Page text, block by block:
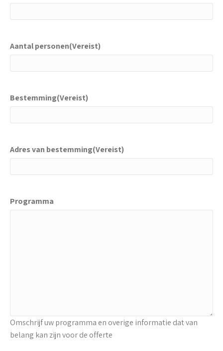
Aantal personen(Vereist)
Bestemming(Vereist)
Adres van bestemming(Vereist)
Programma
Omschrijf uw programma en overige informatie dat van
belang kan zijn voor de offerte